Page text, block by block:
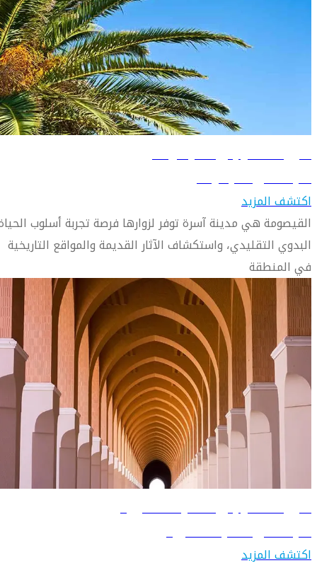
دليل السفر إلى القيصومة
تعرّف على القيصومة
اكتشف المزيد
القيصومة هي مدينة آسرة توفر لزوارها فرصة تجربة أسلوب
البدوي التقليدي، واستكشاف الآثار القديمة والمواقع التاريخية
في المنطقة
دليل السفر إلى المدينة المنورة
تعرّف على المدينة المنورة
اكتشف المزيد